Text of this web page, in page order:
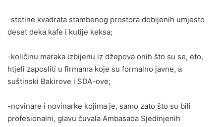
-stotine kvadrata stambenog prostora dobijenih umjesto
deset deka kafe i kutije keksa;
-količinu maraka izbijenu iz džepova onih što su se, eto,
htjeli zaposliti u firmama koje su formalno javne, a
suštinski Bakirove i SDA-ove;
-novinare i novinarke kojima je, samo zato što su bili
profesionalni, glavu čuvala Ambasada Sjedinjenih